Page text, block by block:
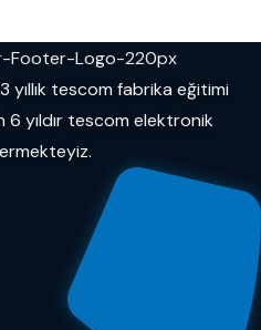
tescom fabrika eğitimi
6 yıldır tescom elektronik